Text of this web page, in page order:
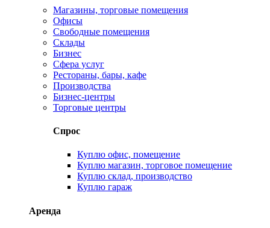
Магазины, торговые помещения
Офисы
Свободные помещения
Склады
Бизнес
Сфера услуг
Рестораны, бары, кафе
Производства
Бизнес-центры
Торговые центры
Спрос
Куплю офис, помещение
Куплю магазин, торговое помещение
Куплю склад, производство
Куплю гараж
Аренда